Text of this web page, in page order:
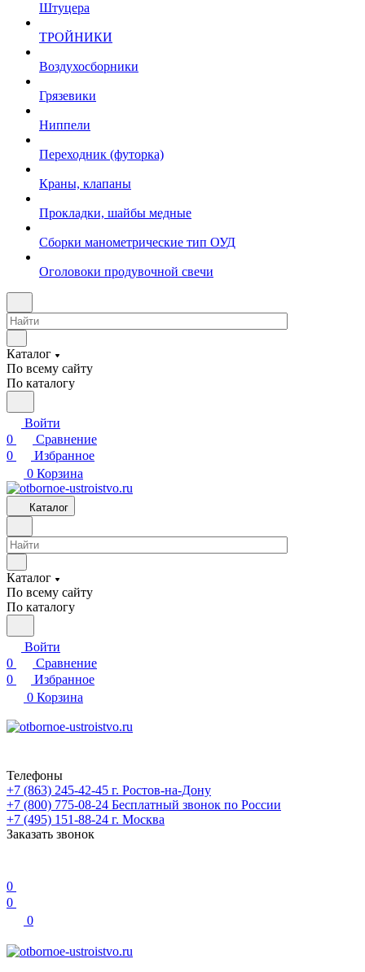
Штуцера
ТРОЙНИКИ
Воздухосборники
Грязевики
Ниппели
Переходник (футорка)
Краны, клапаны
Прокладки, шайбы медные
Сборки манометрические тип ОУД
Оголовоки продувочной свечи
Каталог
По всему сайту
По каталогу
Войти
0
Сравнение
0
Избранное
0 Корзина
Каталог
Каталог
По всему сайту
По каталогу
Войти
0
Сравнение
0
Избранное
0 Корзина
Телефоны
+7 (863) 245-42-45 г. Ростов-на-Дону
+7 (800) 775-08-24 Бесплатный звонок по России
+7 (495) 151-88-24 г. Москва
Заказать звонок
0
0
0